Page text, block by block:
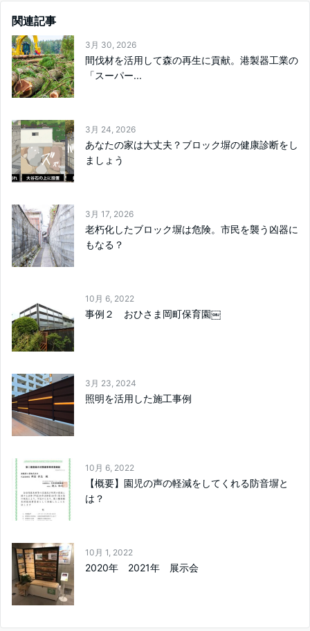
関連記事
3月 30, 2026
間伐材を活用して森の再生に貢献。港製器工業の
「スーパー...
3月 24, 2026
あなたの家は大丈夫？ブロック塀の健康診断をし
ましょう
3月 17, 2026
老朽化したブロック塀は危険。市民を襲う凶器に
もなる？
10月 6, 2022
事例２ おひさま岡町保育園￼
3月 23, 2024
照明を活用した施工事例
10月 6, 2022
【概要】園児の声の軽減をしてくれる防音塀と
は？
10月 1, 2022
2020年 2021年 展示会